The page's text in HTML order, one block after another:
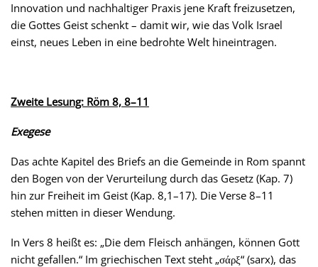
Innovation und nachhaltiger Praxis jene Kraft freizusetzen,
die Gottes Geist schenkt – damit wir, wie das Volk Israel
einst, neues Leben in eine bedrohte Welt hineintragen.
Zweite Lesung: Röm 8, 8–11
Exegese
Das achte Kapitel des Briefs an die Gemeinde in Rom spannt
den Bogen von der Verurteilung durch das Gesetz (Kap. 7)
hin zur Freiheit im Geist (Kap. 8,1–17). Die Verse 8–11
stehen mitten in dieser Wendung.
In Vers 8 heißt es: „Die dem Fleisch anhängen, können Gott
nicht gefallen.“ Im griechischen Text steht „σάρξ“ (sarx), das